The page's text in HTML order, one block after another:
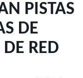
PISTAS
DE
RED